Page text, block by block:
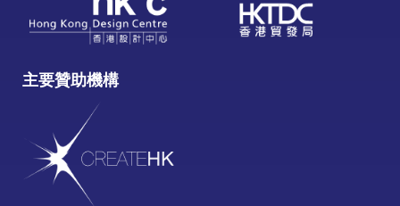
主要贊助機構